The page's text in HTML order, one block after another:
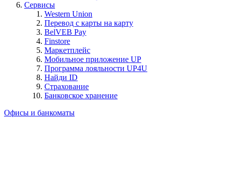
Сервисы
Western Union
Перевод с карты на карту
BelVEB Pay
Finstore
Маркетплейс
Мобильное приложение UP
Программа лояльности UP4U
Найди ID
Страхование
Банковское хранение
Офисы и банкоматы